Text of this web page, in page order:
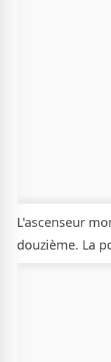
L'ascenseur
douzième. La